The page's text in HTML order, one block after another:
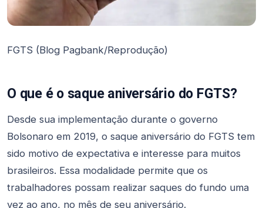
FGTS (Blog Pagbank/Reprodução)
O que é o saque aniversário do FGTS?
Desde sua implementação durante o governo
Bolsonaro em 2019, o saque aniversário do FGTS tem
sido motivo de expectativa e interesse para muitos
brasileiros. Essa modalidade permite que os
trabalhadores possam realizar saques do fundo uma
vez ao ano, no mês de seu aniversário.